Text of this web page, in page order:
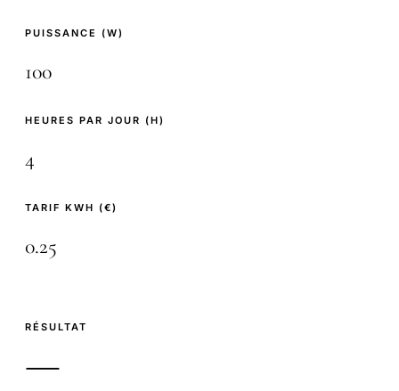
PUISSANCE (W)
HEURES PAR JOUR (H)
TARIF KWH (€)
RÉSULTAT
—